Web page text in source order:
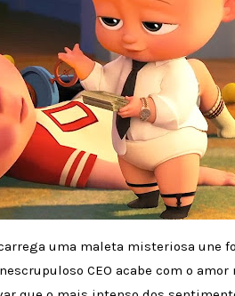
uma maleta misteriosa une
CEO acabe com o amor